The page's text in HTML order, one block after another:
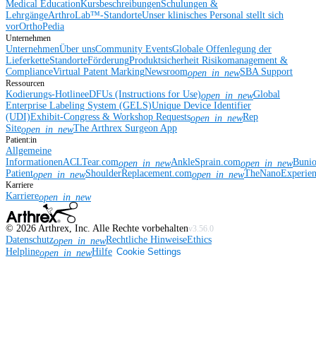
Medical EducationKursbeschreibungenSchulungen &
LehrgängeArthroLab™-StandorteUnser klinisches Personal stellt sich
vorOrthoPedia
Unternehmen
UnternehmenÜber unsCommunity EventsGlobale Offenlegung der
LieferketteStandorteFörderungProduktsicherheit Risikomanagement &
ComplianceVirtual Patent MarkingNewsroomopen_in_newSBA Support
Ressourcen
Kodierungs-HotlineeDFUs (Instructions for Use)open_in_newGlobal
Enterprise Labeling System (GELS)Unique Device Identifier
(UDI)Exhibit-Congress & Workshop Requestsopen_in_newRep
Siteopen_in_newThe Arthrex Surgeon App
Patient:in
Allgemeine
InformationenACLTear.comopen_in_newAnkleSprain.comopen_in_new
Patientopen_in_newShoulderReplacement.comopen_in_new
Karriere
Karriereopen_in_new
© 2026 Arthrex, Inc. Alle Rechte vorbehaltenv3.56.0
Datenschutzopen_in_newRechtliche HinweiseEthics
Helplineopen_in_newHilfe Cookie Settings